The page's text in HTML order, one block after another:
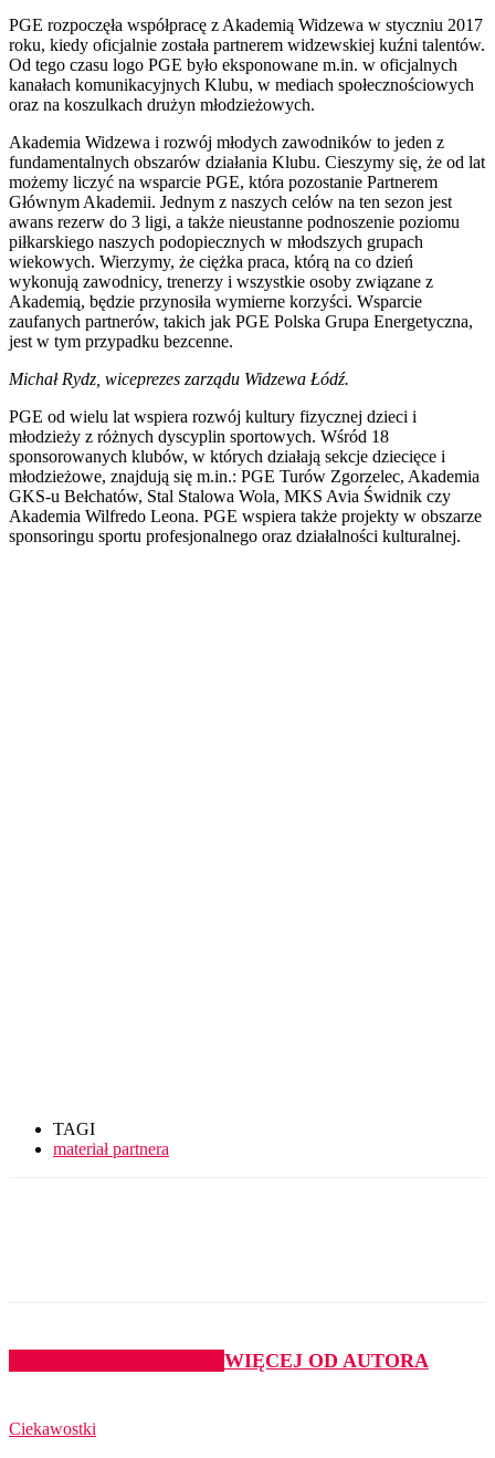
PGE rozpoczęła współpracę z Akademią Widzewa w styczniu 2017
roku, kiedy oficjalnie została partnerem widzewskiej kuźni talentów.
Od tego czasu logo PGE było eksponowane m.in. w oficjalnych
kanałach komunikacyjnych Klubu, w mediach społecznościowych
oraz na koszulkach drużyn młodzieżowych.
Akademia Widzewa i rozwój młodych zawodników to jeden z
fundamentalnych obszarów działania Klubu. Cieszymy się, że od lat
możemy liczyć na wsparcie PGE, która pozostanie Partnerem
Głównym Akademii. Jednym z naszych celów na ten sezon jest
awans rezerw do 3 ligi, a także nieustanne podnoszenie poziomu
piłkarskiego naszych podopiecznych w młodszych grupach
wiekowych. Wierzymy, że ciężka praca, którą na co dzień
wykonują zawodnicy, trenerzy i wszystkie osoby związane z
Akademią, będzie przynosiła wymierne korzyści. Wsparcie
zaufanych partnerów, takich jak PGE Polska Grupa Energetyczna,
jest w tym przypadku bezcenne.
Michał Rydz, wiceprezes zarządu Widzewa Łódź.
PGE od wielu lat wspiera rozwój kultury fizycznej dzieci i
młodzieży z różnych dyscyplin sportowych. Wśród 18
sponsorowanych klubów, w których działają sekcje dziecięce i
młodzieżowe, znajdują się m.in.: PGE Turów Zgorzelec, Akademia
GKS-u Bełchatów, Stal Stalowa Wola, MKS Avia Świdnik czy
Akademia Wilfredo Leona. PGE wspiera także projekty w obszarze
sponsoringu sportu profesjonalnego oraz działalności kulturalnej.
TAGI
materiał partnera
WIĘCEJ OD AUTORA
Ciekawostki